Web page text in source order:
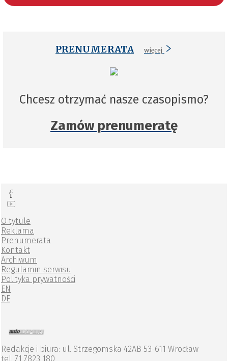
PRENUMERATA więcej
Chcesz otrzymać nasze czasopismo?
Zamów prenumeratę
O tytule
Reklama
Prenumerata
Kontakt
Archiwum
Regulamin serwisu
Polityka prywatności
EN
DE
Redakcje i biura: ul. Strzegomska 42AB 53-611 Wrocław
tel. 71 7823 180